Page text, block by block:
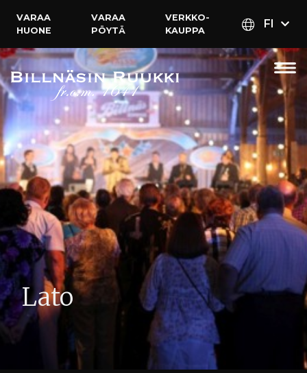
VARAA
HUONE
VARAA
PÖYTÄ
VERKKO­
KAUPPA
FI
Lato